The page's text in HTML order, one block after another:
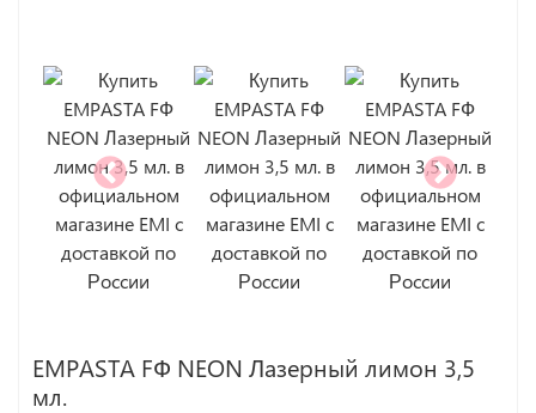
EMPASTA FФ NEON Лазерный лимон 3,5
мл.